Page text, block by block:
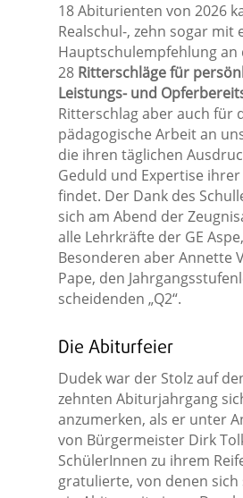
18 Abiturienten von 2026
Realschul-, zehn sogar mit
Hauptschulempfehlung an
28 Ritterschläge für
Leistungs- und
Ritterschlag aber auch für
pädagogische Arbeit an
die ihren täglichen
Geduld und Expertise
findet. Der Dank des
sich am Abend der
alle Lehrkräfte der GE
Besonderen aber Annette
Pape, den
scheidenden „Q2“.
Die Abiturfeier
Dudek war der Stolz auf
zehnten Abiturjahrgang
anzumerken, als er unter
von Bürgermeister Dirk
SchülerInnen zu ihrem
gratulierte, von denen sich